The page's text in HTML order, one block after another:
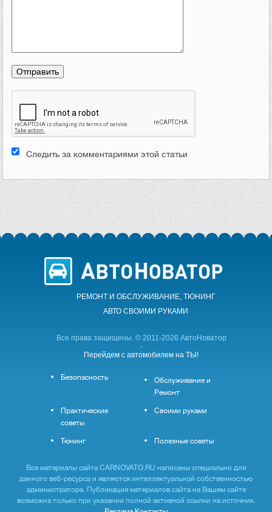
Следить за комментариями этой статьи
РЕМОНТ И ОБСЛУЖИВАНИЕ, ТЮНИНГ
АВТО CВОИМИ РУКАМИ
Все права защищены. © 2011-2026 АвтоНоватор
-
Перейдем с автомобилем на ТЫ!
Безопасность
Обслуживание и
Ремонт
Практические
советы
Своими руками
Тюнинг Полезные советы
Все материалы сайта CARNOVATO.RU написаны специально для
данного веб-ресурса и являются интеллектуальной собственностью
администратора. Публикация материалов сайта на Вашем сайте
возможна только при указании полной активной ссылки на источник.